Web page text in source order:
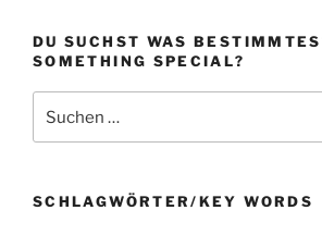
DU SUCHST WAS
SOMETHING SPECIAL?
nach:
SCHLAGWÖRTER/KEY WORDS